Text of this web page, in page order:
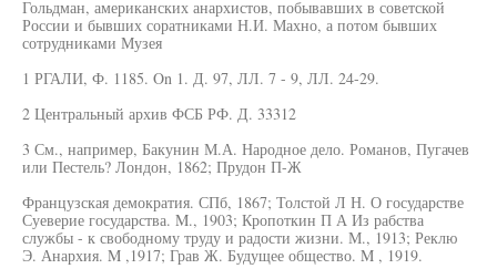
Гольдман, американских анархистов, побывавших в советской
России и бывших соратниками Н.И. Махно, а потом бывших
сотрудниками Музея
1 РГАЛИ, Ф. 1185. On 1. Д. 97, ЛЛ. 7 - 9, ЛЛ. 24-29.
2 Центральный архив ФСБ РФ. Д. 33312
3 См., например, Бакунин М.А. Народное дело. Романов, Пугачев
или Пестель? Лондон, 1862; Прудон П-Ж
Французская демократия. СПб, 1867; Толстой Л Н. О государстве
Суеверие государства. M., 1903; Кропоткин П А Из рабства
службы - к свободному труду и радости жизни. М., 1913; Реклю
Э. Анархия. M ,1917; Грав Ж. Будущее общество. M , 1919.